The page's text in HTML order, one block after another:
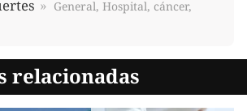
General, Hospital, cáncer,
relacionadas